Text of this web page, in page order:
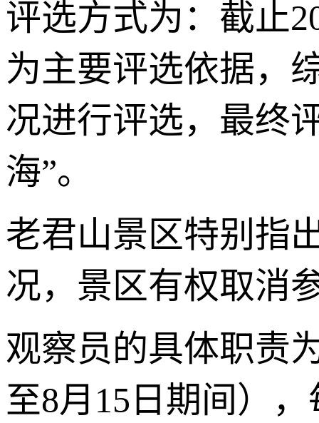
评选方式为：截止
为主要评选依据，
况进行评选，最终
海”。
老君山景区特别指
况，景区有权取消
观察员的具体职责
至8月15日期间）